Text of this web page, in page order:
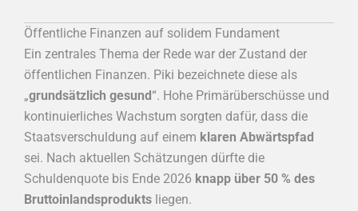
Öffentliche Finanzen auf solidem Fundament
Ein zentrales Thema der Rede war der Zustand der
öffentlichen Finanzen. Piki bezeichnete diese als
„grundsätzlich gesund“. Hohe Primärüberschüsse und
kontinuierliches Wachstum sorgten dafür, dass die
Staatsverschuldung auf einem klaren Abwärtspfad
sei. Nach aktuellen Schätzungen dürfte die
Schuldenquote bis Ende 2026 knapp über 50 % des
Bruttoinlandsprodukts liegen.